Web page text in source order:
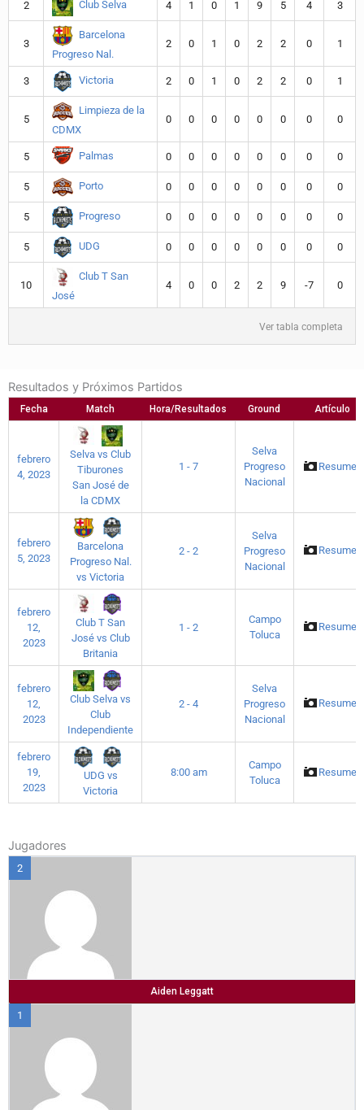
2 Club Selva 4 1 0 1 9 5 4 3
3
Barcelona
Progreso Nal.
2 0 1 0 2 2 0 1
3 Victoria 2 0 1 0 2 2 0 1
5
Limpieza de la
CDMX
0 0 0 0 0 0 0 0
5 Palmas 0 0 0 0 0 0 0 0
5 Porto 0 0 0 0 0 0 0 0
5 Progreso 0 0 0 0 0 0 0 0
5 UDG 0 0 0 0 0 0 0 0
10
Club T San
José
4 0 0 2 2 9 -7 0
Ver tabla completa
Resultados y Próximos Partidos
Fecha Match Hora/Resultados Ground Artículo
febrero
4, 2023
Selva vs Club
Tiburones
San José de
la CDMX
1 - 7
Selva
Progreso
Nacional
Resumen
febrero
5, 2023
Barcelona
Progreso Nal.
vs Victoria
2 - 2
Selva
Progreso
Nacional
Resumen
febrero
12,
2023
Club T San
José vs Club
Britania
1 - 2
Campo
Toluca
Resumen
febrero
12,
2023
Club Selva vs
Club
Independiente
2 - 4
Selva
Progreso
Nacional
Resumen
febrero
19,
2023
UDG vs
Victoria
8:00 am
Campo
Toluca
Resumen
Jugadores
2
Aiden Leggatt
1